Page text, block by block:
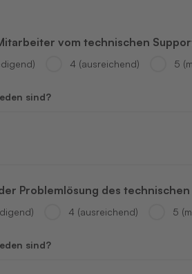
vom technischen
4 (ausreichend) 5
sind?
Problemlösung des
4 (ausreichend) 5
sind?